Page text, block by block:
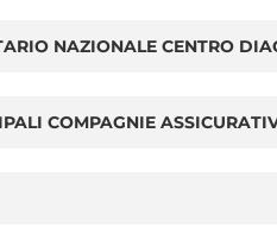
NAZIONALE CENTRO
COMPAGNIE